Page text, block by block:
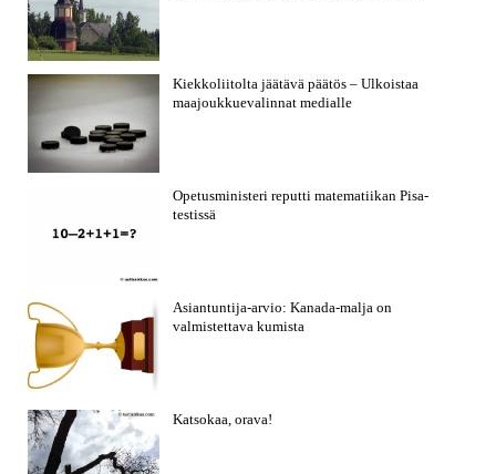
Kiekkoliitolta jäätävä päätös – Ulkoistaa
maajoukkuevalinnat medialle
Opetusministeri reputti matematiikan Pisa-
testissä
Asiantuntija-arvio: Kanada-malja on
valmistettava kumista
Katsokaa, orava!